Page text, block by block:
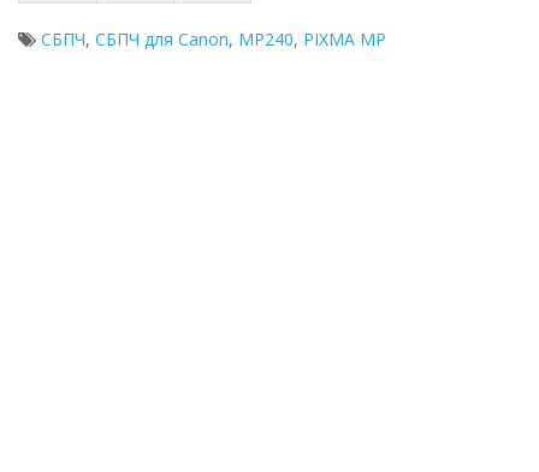
СБПЧ, СБПЧ для Canon, MP240, PIXMA MP